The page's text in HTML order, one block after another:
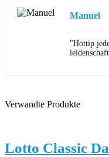
Manuel
"Hottip
Verwandte Produkte
Lotto Classic